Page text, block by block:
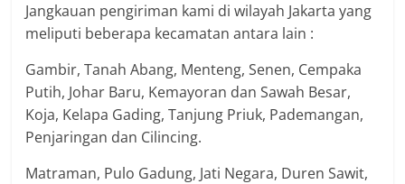
Jangkauan pengiriman kami di wilayah Jakarta yang
meliputi beberapa kecamatan antara lain :
Gambir, Tanah Abang, Menteng, Senen, Cempaka
Putih, Johar Baru, Kemayoran dan Sawah Besar,
Koja, Kelapa Gading, Tanjung Priuk, Pademangan,
Penjaringan dan Cilincing.
Matraman, Pulo Gadung, Jati Negara, Duren Sawit,